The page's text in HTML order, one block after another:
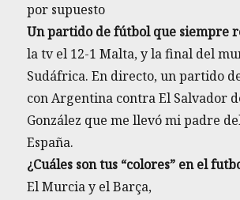
por supuesto
Un partido de fútbol que siempre
la tv el 12-1 Malta, y la final del
Sudáfrica. En directo, un partido
con Argentina contra El Salvador
González que me llevó mi padre
España.
¿Cuáles son tus “colores” en el
El Murcia y el Barça,